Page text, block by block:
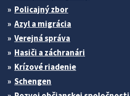
Policajný zbor
Azyl a migrácia
Verejná správa
Hasiči a záchranári
Krízové riadenie
Schengen